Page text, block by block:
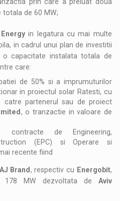
de 60 MW;
in legatura cu mai multe
in cadrul unui plan de investitii
capacitate instalata totala de
care:
de 50% si a imprumuturilor
in proiectul solar Ratesti, cu
catre partenerul sau de proiect
, o tranzactie in valoare de
contracte de Engineering,
(EPC) si Operare si
recente fiind
AJ Brand , respectiv cu Energobit,
178 MW dezvoltata de Aviv